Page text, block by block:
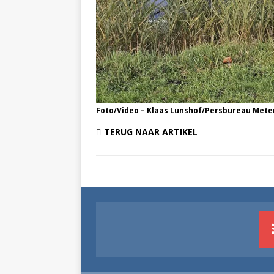
Foto/Video – Klaas Lunshof/Persbureau
TERUG NAAR ARTIKEL